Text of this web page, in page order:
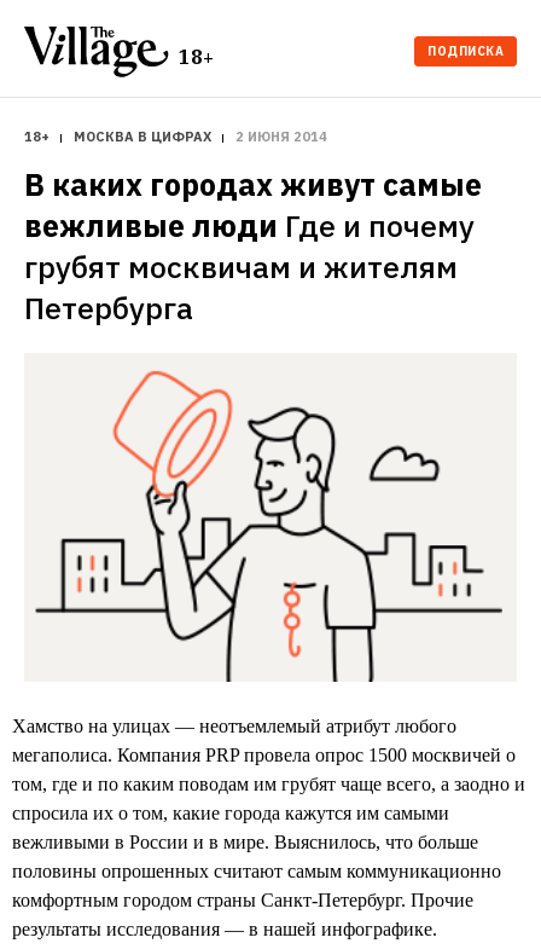
18+ ПОДПИСКА
18+ МОСКВА В ЦИФРАХ 2 ИЮНЯ 2014
В каких городах живут самые
вежливые люди Где и почему
грубят москвичам и жителям
Петербурга
Хамство на улицах — неотъемлемый атрибут любого
мегаполиса. Компания PRP провела опрос 1500 москвичей о
том, где и по каким поводам им грубят чаще всего, а заодно и
спросила их о том, какие города кажутся им самыми
вежливыми в России и в мире. Выяснилось, что больше
половины опрошенных считают самым коммуникационно
комфортным городом страны Санкт-Петербург. Прочие
результаты исследования — в нашей инфографике.